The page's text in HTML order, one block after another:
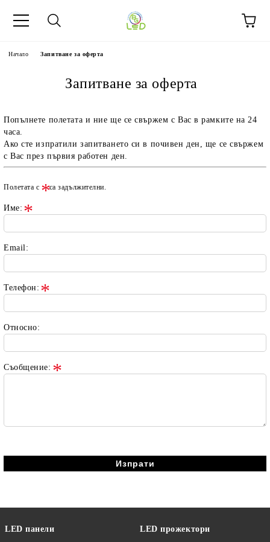
Начало Запитване за оферта
Запитване за оферта
Попълнете полетата и ние ще се свържем с Вас в рамките на 24
часа.
Ако сте изпратили запитването си в почивен ден, ще се свържем
с Вас през първия работен ден.
Полетата с са задължителни.
Име:
Email:
Телефон:
Относно:
Съобщение:
LED панели
LED прожектори